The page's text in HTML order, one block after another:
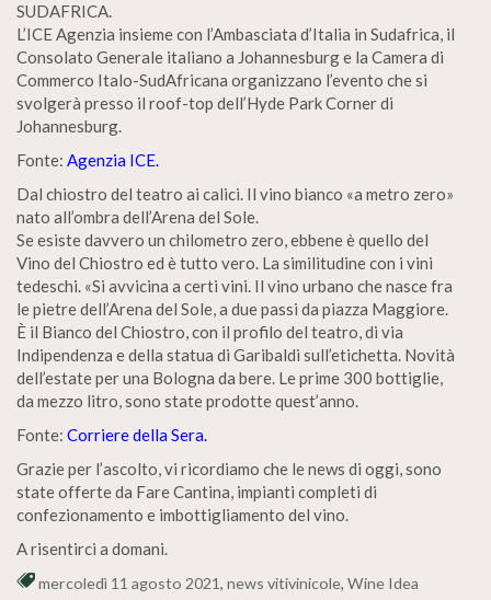
SUDAFRICA.
L’ICE Agenzia insieme con l’Ambasciata d’Italia in Sudafrica, il
Consolato Generale italiano a Johannesburg e la Camera di
Commerco Italo-SudAfricana organizzano l’evento che si
svolgerà presso il roof-top dell’Hyde Park Corner di
Johannesburg.
Fonte: Agenzia ICE.
Dal chiostro del teatro ai calici. Il vino bianco «a metro zero»
nato all’ombra dell’Arena del Sole.
Se esiste davvero un chilometro zero, ebbene è quello del
Vino del Chiostro ed è tutto vero. La similitudine con i vini
tedeschi. «Si avvicina a certi vini. Il vino urbano che nasce fra
le pietre dell’Arena del Sole, a due passi da piazza Maggiore.
È il Bianco del Chiostro, con il profilo del teatro, di via
Indipendenza e della statua di Garibaldi sull’etichetta. Novità
dell’estate per una Bologna da bere. Le prime 300 bottiglie,
da mezzo litro, sono state prodotte quest’anno.
Fonte: Corriere della Sera.
Grazie per l’ascolto, vi ricordiamo che le news di oggi, sono
state offerte da Fare Cantina, impianti completi di
confezionamento e imbottigliamento del vino.
A risentirci a domani.
mercoledì 11 agosto 2021, news vitivinicole, Wine Idea